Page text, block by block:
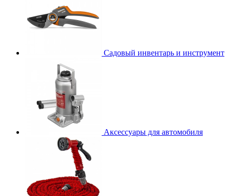
Садовый инвентарь и инструмент
Аксессуары для автомобиля